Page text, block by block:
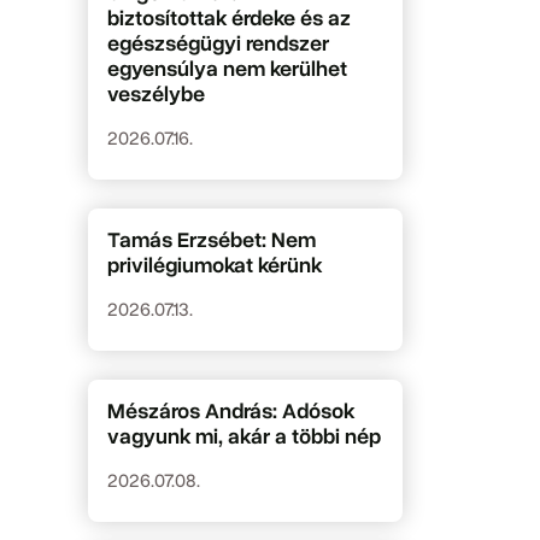
biztosítottak érdeke és az
egészségügyi rendszer
egyensúlya nem kerülhet
veszélybe
2026.07.16.
Tamás Erzsébet: Nem
privilégiumokat kérünk
2026.07.13.
Mészáros András: Adósok
vagyunk mi, akár a többi nép
2026.07.08.